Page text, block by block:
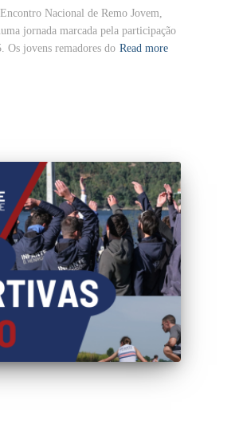
Nacional de Remo Jovem,
jornada marcada pela participação
Os jovens remadores do Read more